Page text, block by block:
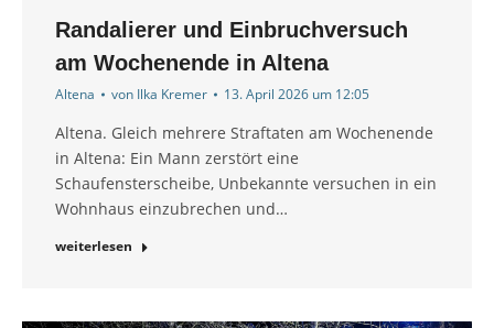
Randalierer und Einbruchversuch
am Wochenende in Altena
Altena von Ilka Kremer 13. April 2026 um 12:05
Altena. Gleich mehrere Straftaten am Wochenende
in Altena: Ein Mann zerstört eine
Schaufensterscheibe, Unbekannte versuchen in ein
Wohnhaus einzubrechen und…
weiterlesen